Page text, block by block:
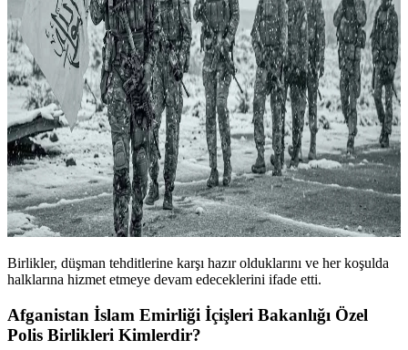
Birlikler, düşman tehditlerine karşı hazır olduklarını ve her koşulda
halklarına hizmet etmeye devam edeceklerini ifade etti.
Afganistan İslam Emirliği İçişleri Bakanlığı Özel
Polis Birlikleri Kimlerdir?